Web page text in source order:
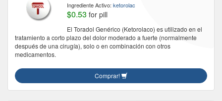
Ingrediente Activo: ketorolac
$0.53 for pill
El Toradol Genérico (Ketorolaco) es utilizado en el
tratamiento a corto plazo del dolor moderado a fuerte (normalmente
después de una cirugía), solo o en combinación con otros
medicamentos.
Comprar!